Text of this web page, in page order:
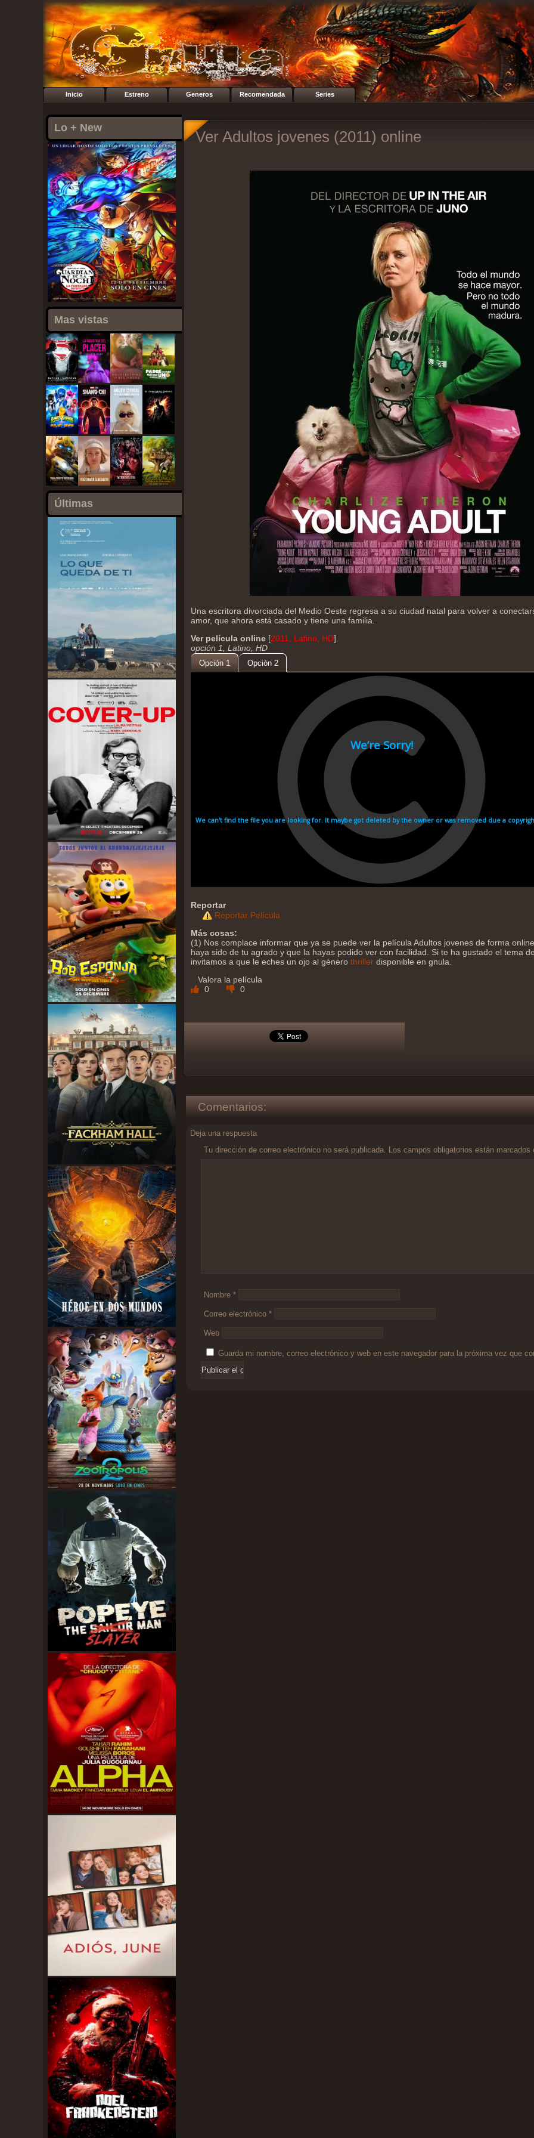
Inicio Estreno Generos Recomendada Series
Lo + New
Mas vistas
Últimas
Ver Adultos jovenes (2011) online
Una escritora divorciada del Medio Oeste regresa a su ciudad natal para volver a
amor, que ahora está casado y tiene una familia.
Ver película online [2011, Latino, HD]
opción 1, Latino, HD
Opción 1 Opción 2
Reportar
Reportar Película
Más cosas:
(1) Nos complace informar que ya se puede ver la película Adultos jovenes de forma
haya sido de tu agrado y que la hayas podido ver con facilidad. Si te ha gustado el tema
invitamos a que le eches un ojo al género thriller disponible en gnula.
Valora la película
0
0
Comentarios:
Deja una respuesta
Tu dirección de correo electrónico no será publicada. Los campos obligatorios están marcados
Nombre *
Correo electrónico *
Web
Guarda mi nombre, correo electrónico y web en este navegador para la próxima vez que